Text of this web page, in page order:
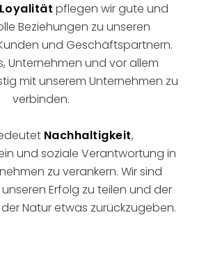
Loyalität pflegen wir gute und
Beziehungen zu unseren
und Geschäftspartnern.
Unternehmen und vor allem
mit unserem Unternehmen zu
verbinden.
Nachhaltigkeit,
und soziale Verantwortung in
zu verankern. Wir sind
Erfolg zu teilen und der
Natur etwas zurückzugeben.